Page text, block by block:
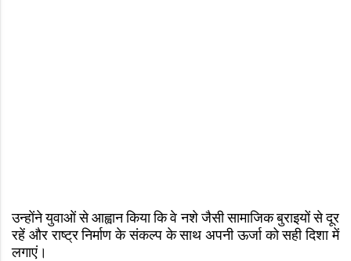
उन्होंने युवाओं से आह्वान किया कि वे नशे जैसी सामाजिक बुराइयों से दूर
रहें और राष्ट्र निर्माण के संकल्प के साथ अपनी ऊर्जा को सही दिशा में
लगाएं।